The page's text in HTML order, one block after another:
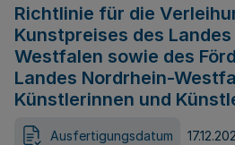
Richtlinie für die
Kunstpreises des
Westfalen sowie des
Landes Nordrhein-
Künstlerinnen und
Ausfertigungsdatum